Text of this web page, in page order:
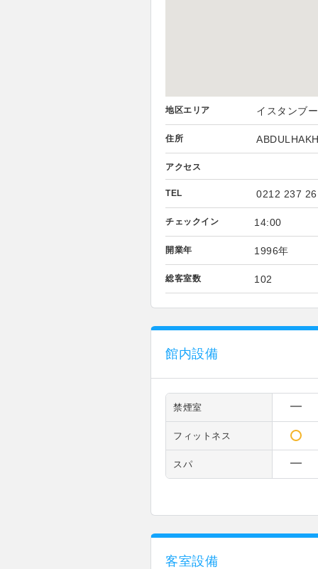
地区エリア イスタンブ
住所
アクセス
TEL 0212 237
チェックイン 14:00
開業年 1996年
総客室数 102
館内設備
禁煙室
フィットネス
スパ
客室設備